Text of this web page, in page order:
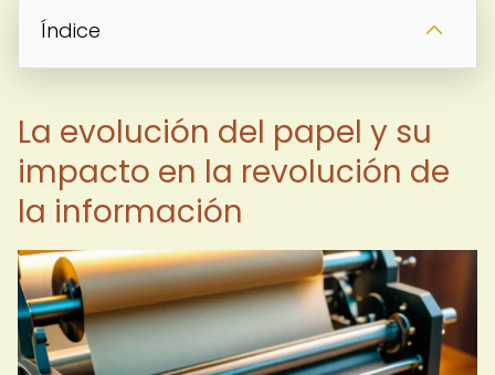
Índice
La evolución del papel y su
impacto en la revolución de
la información